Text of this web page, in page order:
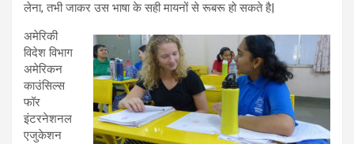
लेना, तभी जाकर उस भाषा के सही मायनों से रूबरू हो सकते है|
अमेरिकी
विदेश विभाग
अमेरिकन
काउंसिल्स
फॉर
इंटरनेशनल
एजुकेशन